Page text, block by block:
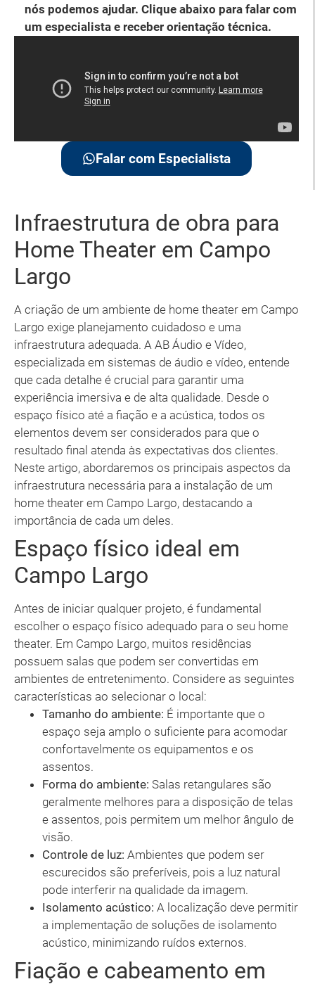
nós podemos ajudar. Clique abaixo para falar com
um especialista e receber orientação técnica.
Falar com Especialista
Infraestrutura de obra para
Home Theater em Campo
Largo
A criação de um ambiente de home theater em Campo
Largo exige planejamento cuidadoso e uma
infraestrutura adequada. A AB Áudio e Vídeo,
especializada em sistemas de áudio e vídeo, entende
que cada detalhe é crucial para garantir uma
experiência imersiva e de alta qualidade. Desde o
espaço físico até a fiação e a acústica, todos os
elementos devem ser considerados para que o
resultado final atenda às expectativas dos clientes.
Neste artigo, abordaremos os principais aspectos da
infraestrutura necessária para a instalação de um
home theater em Campo Largo, destacando a
importância de cada um deles.
Espaço físico ideal em
Campo Largo
Antes de iniciar qualquer projeto, é fundamental
escolher o espaço físico adequado para o seu home
theater. Em Campo Largo, muitos residências
possuem salas que podem ser convertidas em
ambientes de entretenimento. Considere as seguintes
características ao selecionar o local:
Tamanho do ambiente: É importante que o
espaço seja amplo o suficiente para acomodar
confortavelmente os equipamentos e os
assentos.
Forma do ambiente: Salas retangulares são
geralmente melhores para a disposição de telas
e assentos, pois permitem um melhor ângulo de
visão.
Controle de luz: Ambientes que podem ser
escurecidos são preferíveis, pois a luz natural
pode interferir na qualidade da imagem.
Isolamento acústico: A localização deve permitir
a implementação de soluções de isolamento
acústico, minimizando ruídos externos.
Fiação e cabeamento em